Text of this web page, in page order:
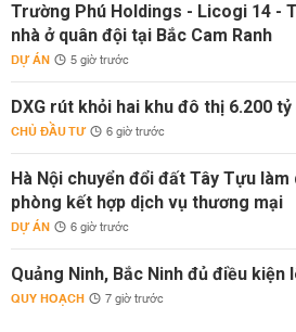
Trường Phú Holdings - Licogi 14 -
nhà ở quân đội tại Bắc Cam Ranh
DỰ ÁN 5 giờ trước
DXG rút khỏi hai khu đô thị 6.200
CHỦ ĐẦU TƯ 6 giờ trước
Hà Nội chuyển đổi đất Tây Tựu
phòng kết hợp dịch vụ thương mại
DỰ ÁN 6 giờ trước
Quảng Ninh, Bắc Ninh đủ điều kiện
QUY HOẠCH 7 giờ trước